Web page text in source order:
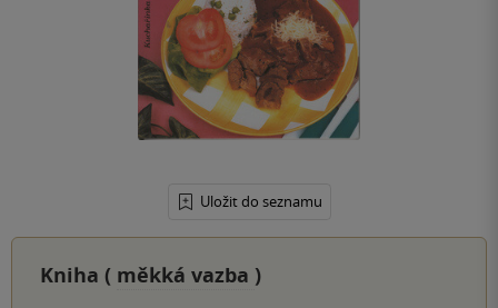
Uložit do seznamu
Kniha ( měkká vazba )